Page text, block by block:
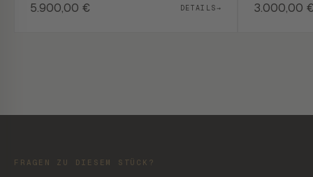
5.900,00 € DETAILS→ 3.000,00
FRAGEN ZU DIESEM STÜCK?